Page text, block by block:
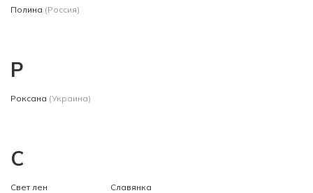
Полина (Россия)
Р
Роксана (Украина)
С
Свет лен
Славянка